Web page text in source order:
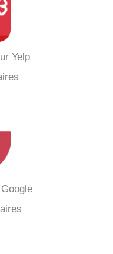
Yelp